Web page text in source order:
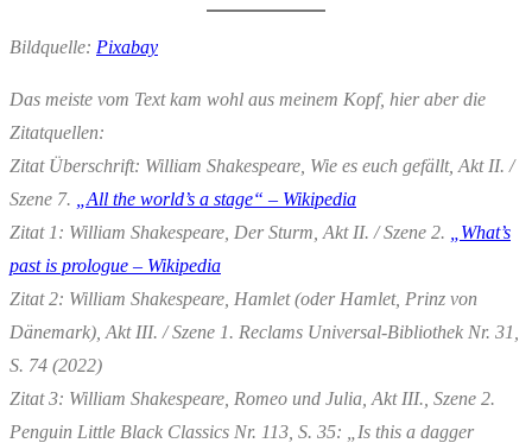
Bildquelle: Pixabay
Das meiste vom Text kam wohl aus meinem Kopf, hier aber die
Zitatquellen:
Zitat Überschrift: William Shakespeare, Wie es euch gefällt, Akt II. /
Szene 7.
All the world’s a stage“ – Wikipedia
Zitat 1: William Shakespeare, Der Sturm, Akt II. / Szene 2.
„What’s
past is prologue – Wikipedia
Zitat 2: William Shakespeare, Hamlet (oder Hamlet, Prinz von
Dänemark), Akt III. / Szene 1. Reclams Universal-Bibliothek Nr. 31,
S. 74 (2022)
Zitat 3: William Shakespeare, Romeo und Julia, Akt III., Szene 2.
Penguin Little Black Classics Nr. 113, S. 35: „Is this a dagger